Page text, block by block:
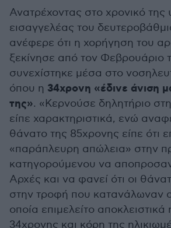
Ανατρέχοντας στο χρονικό
εισαγγελέας του
ανέφερε ότι η χορήγηση του
ξεκίνησε από τον Φεβρουάριο
συνεχίστηκε μέσα στο
όπου η 34χρονη «έδινε άνιση
της». «Κερνούσε δηλητήριο
είπε χαρακτηριστικά, ενώ
θάνατο της 85χρονης είπε ότι
«παράπλευρη απώλεια» στην
κατηγορούμενου να
Αρχές και να φανεί ότι οι
στην τροφή που κατανάλωναν
οποία επιμελείτο
34χρονης και κόρη της